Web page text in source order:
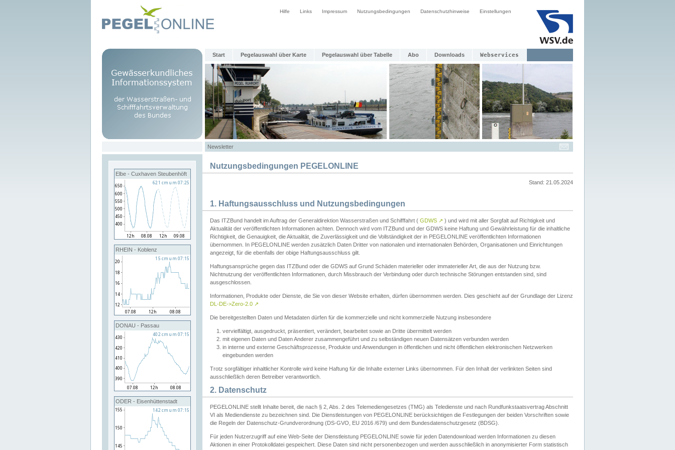
Hilfe Links Impressum Nutzungsbedingungen Datenschutzhinweise Einstellungen
Start Pegelauswahl über Karte Pegelauswahl über Tabelle Abo Downloads Webservices
Newsletter
Elbe - Cuxhaven Steubenhöft
RHEIN - Koblenz
DONAU - Passau
ODER - Eisenhüttenstadt
Nutzungsbedingungen PEGELONLINE
Stand: 21.05.2024
1. Haftungsausschluss und Nutzungsbedingungen
Das ITZBund handelt im Auftrag der Generaldirektion Wasserstraßen und Schifffahrt ( GDWS ↗ ) und wird mit aller Sorgfalt auf Richtigkeit und
Aktualität der veröffentlichten Informationen achten. Dennoch wird vom ITZBund und der GDWS keine Haftung und Gewährleistung für die inhaltliche
Richtigkeit, die Genauigkeit, die Aktualität, die Zuverlässigkeit und die Vollständigkeit der in PEGELONLINE veröffentlichten Informationen
übernommen. In PEGELONLINE werden zusätzlich Daten Dritter von nationalen und internationalen Behörden, Organisationen und Einrichtungen
angezeigt, für die ebenfalls der obige Haftungsausschluss gilt.
Haftungsansprüche gegen das ITZBund oder die GDWS auf Grund Schäden materieller oder immaterieller Art, die aus der Nutzung bzw.
Nichtnutzung der veröffentlichten Informationen, durch Missbrauch der Verbindung oder durch technische Störungen entstanden sind, sind
ausgeschlossen.
Informationen, Produkte oder Dienste, die Sie von dieser Website erhalten, dürfen übernommen werden. Dies geschieht auf der Grundlage der Lizenz
DL-DE->Zero-2.0 ↗
Die bereitgestellten Daten und Metadaten dürfen für die kommerzielle und nicht kommerzielle Nutzung insbesondere
vervielfältigt, ausgedruckt, präsentiert, verändert, bearbeitet sowie an Dritte übermittelt werden
mit eigenen Daten und Daten Anderer zusammengeführt und zu selbständigen neuen Datensätzen verbunden werden
in interne und externe Geschäftsprozesse, Produkte und Anwendungen in öffentlichen und nicht öffentlichen elektronischen Netzwerken
eingebunden werden
Trotz sorgfältiger inhaltlicher Kontrolle wird keine Haftung für die Inhalte externer Links übernommen. Für den Inhalt der verlinkten Seiten sind
ausschließlich deren Betreiber verantwortlich.
2. Datenschutz
PEGELONLINE stellt Inhalte bereit, die nach § 2, Abs. 2 des Telemediengesetzes (TMG) als Teledienste und nach Rundfunkstaatsvertrag Abschnitt
VI als Mediendienste zu bezeichnen sind. Die Dienstleistungen von PEGELONLINE berücksichtigen die Festlegungen der beiden Vorschriften sowie
die Regeln der Datenschutz-Grundverordnung (DS-GVO, EU 2016 /679) und dem Bundesdatenschutzgesetz (BDSG).
Für jeden Nutzerzugriff auf eine Web-Seite der Dienstleistung PEGELONLINE sowie für jeden Datendownload werden Informationen zu diesen
Aktionen in einer Protokolldatei gespeichert. Diese Daten sind nicht personenbezogen und werden ausschließlich in anonymisierter Form statistisch